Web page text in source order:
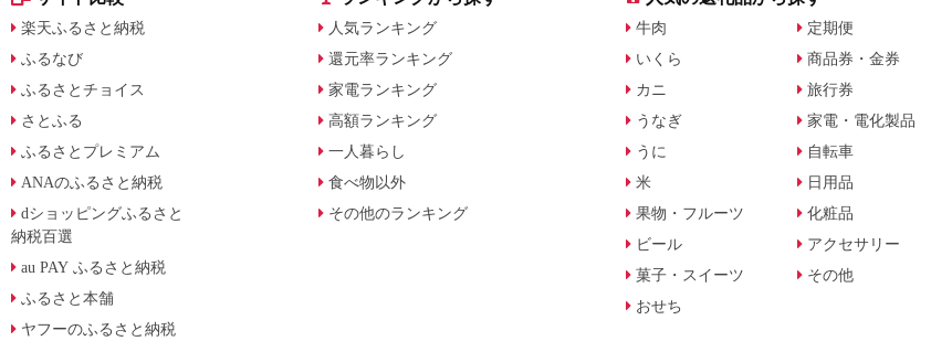
楽天ふるさと納税
ふるなび
ふるさとチョイス
さとふる
ふるさとプレミアム
ANAのふるさと納税
dショッピングふるさと
納税百選
au PAY ふるさと納税
ふるさと本舗
ヤフーのふるさと納税
人気ランキング
還元率ランキング
家電ランキング
高額ランキング
一人暮らし
食べ物以外
その他のランキング
牛肉
いくら
カニ
うなぎ
うに
米
果物・フルーツ
ビール
菓子・スイーツ
おせち
定期便
商品券・金券
旅行券
家電・電化製品
自転車
日用品
化粧品
アクセサリー
その他